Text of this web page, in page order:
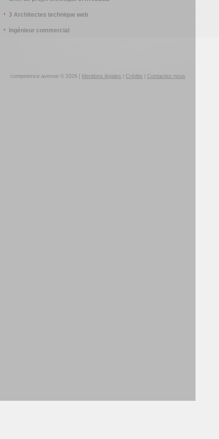
3 Architectes technique web
Ingénieur commercial
competence avenue © 2026 | Mentions légales Crédits Contactez-nous